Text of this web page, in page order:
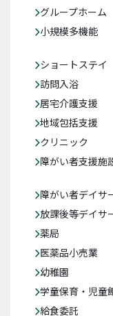
グループホーム
小規模多機能
ショートステイ
訪問入浴
居宅介護支援
地域包括支援
クリニック
障がい者支援施
障がい者デイサ
放課後等デイサ
薬局
医薬品小売業
幼稚園
学童保育・児童
給食委託